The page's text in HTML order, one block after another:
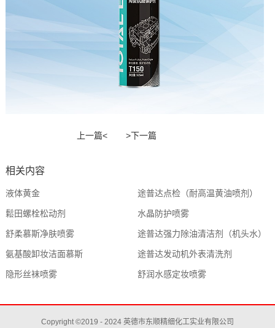
上一篇< >下一篇
相关内容
液体黄金 途普达点检（耐高温黄油喷剂）
鬆田螺栓松动剂 水晶防护喷雾
舒柔慕斯净肤喷雾 途普达强力除油清洁剂（机头水）
氨基酸卸妆洁面慕斯 途普达发动机外表清洗剂
隐形丝袜喷雾 舒润水感定妆喷雾
Copyright ©2019 - 2024 英德市东顺精细化工实业有限公司